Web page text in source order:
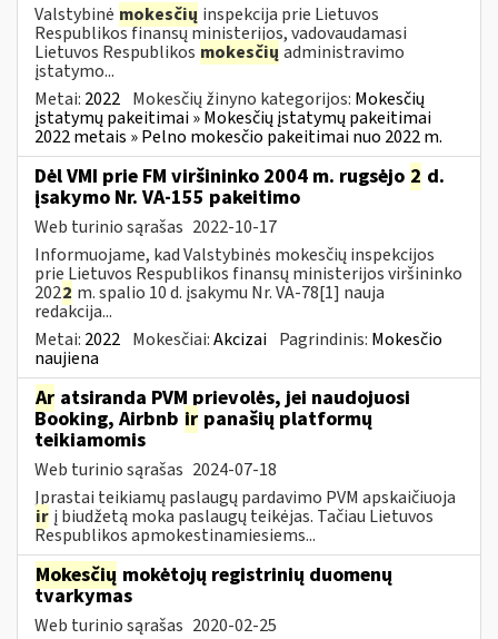
Valstybinė mokesčių inspekcija prie Lietuvos
Respublikos finansų ministerijos, vadovaudamasi
Lietuvos Respublikos mokesčių administravimo
įstatymo...
Metai: 2022 Mokesčių žinyno kategorijos: Mokesčių
įstatymų pakeitimai » Mokesčių įstatymų pakeitimai
2022 metais » Pelno mokesčio pakeitimai nuo 2022 m.
Dėl VMI prie FM viršininko 2004 m. rugsėjo 2 d.
įsakymo Nr. VA-155 pakeitimo
Web turinio sąrašas 2022-10-17
Informuojame, kad Valstybinės mokesčių inspekcijos
prie Lietuvos Respublikos finansų ministerijos viršininko
2022 m. spalio 10 d. įsakymu Nr. VA-78[1] nauja
redakcija...
Metai: 2022 Mokesčiai:Akcizai Pagrindinis: Mokesčio
naujiena
Ar atsiranda PVM prievolės, jei naudojuosi
Booking, Airbnb ir panašių platformų
teikiamomis
Web turinio sąrašas 2024-07-18
Įprastai teikiamų paslaugų pardavimo PVM apskaičiuoja
ir į biudžetą moka paslaugų teikėjas. Tačiau Lietuvos
Respublikos apmokestinamiesiems...
Mokesčių mokėtojų registrinių duomenų
tvarkymas
Web turinio sąrašas 2020-02-25